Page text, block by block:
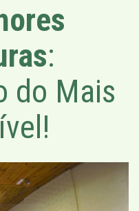
:
do Mais